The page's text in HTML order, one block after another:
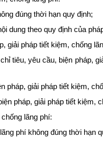
đúng thời hạn quy định;
dung theo quy định của
giải pháp tiết kiệm, chống
tiêu, yêu cầu, biện pháp,
pháp, giải pháp tiết kiệm,
pháp, giải pháp tiết kiệm,
lãng phí:
phí không đúng thời hạn